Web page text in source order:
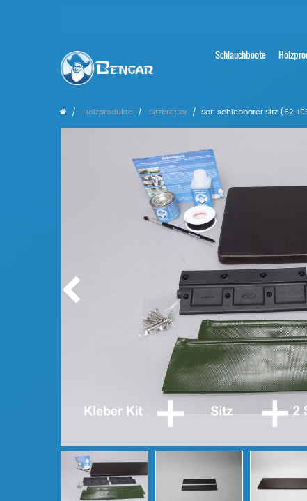
Schlauchboote
Holzprodukte Sitzbretter Set: schiebbarer Sitz (62-